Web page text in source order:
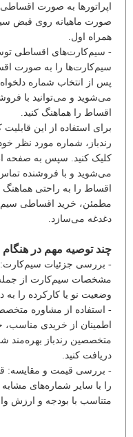
اپراتورها به صورت
همراه اول.
- سیم‌کارت‌های اقساطی
سیم‌کارت‌ها را به صورت
پس از انتخاب شماره
می‌شوید و می‌توانید با
اقساط را هماهنگ کنید.
برای استفاده از این
رندباز، شماره مورد نظر
کلیک کنید. سپس به صفحه
می‌شوید و با فروشنده
اقساط را به راحتی هماهنگ
مطمئن، خرید اقساطی
دغدغه می‌سازد.
چند توصیه مهم در هنگام
- بررسی جزئیات سیم‌کارت:
مشخصات سیم‌کارت از جمله
وضعیت نو یا کارکرده را به
- استفاده از مشاوره
اطمینان از خریدی مناسب،
متخصصین رندباز بهره‌مند
دریافت کنید.
- بررسی قیمت و مقایسه:
را با سایر شماره‌های
متناسب با بودجه و ارزش